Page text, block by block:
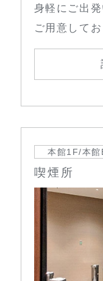
身軽にご出
ご用意してお
本館1F/本館
喫煙所